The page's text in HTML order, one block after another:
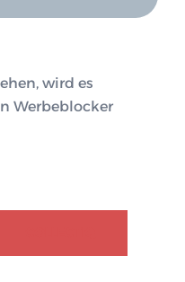
wird es
Werbeblocker